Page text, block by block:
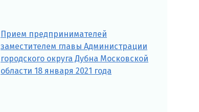
Прием предпринимателей
заместителем главы Администрации
городского округа Дубна Московской
области 18 января 2021 года